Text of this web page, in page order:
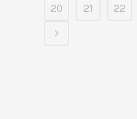
20
21 22